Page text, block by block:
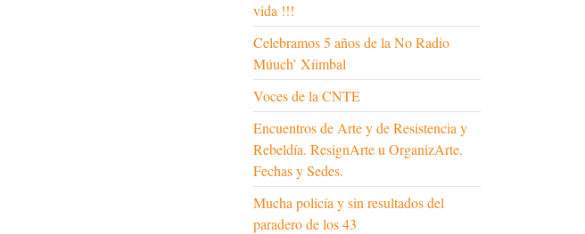
vida !!!
Celebramos 5 años de la No Radio
Múuch’ Xíimbal
Voces de la CNTE
Encuentros de Arte y de Resistencia y
Rebeldía. ResignArte u OrganizArte.
Fechas y Sedes.
Mucha policía y sin resultados del
paradero de los 43